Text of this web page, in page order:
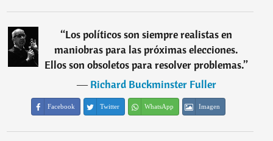
“Los políticos son siempre realistas en
maniobras para las próximas elecciones.
Ellos son obsoletos para resolver problemas.”
―Richard Buckminster Fuller
Facebook Twitter WhatsApp Imagen